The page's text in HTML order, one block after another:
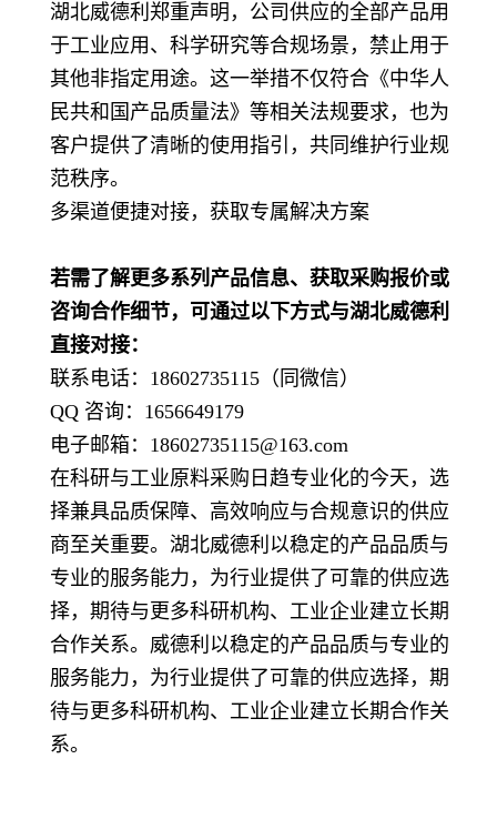
湖北威德利郑重声明，公司供应的全部产品用
于工业应用、科学研究等合规场景，禁止用于
其他非指定用途。这一举措不仅符合《中华人
民共和国产品质量法》等相关法规要求，也为
客户提供了清晰的使用指引，共同维护行业规
范秩序。
多渠道便捷对接，获取专属解决方案
若需了解更多系列产品信息、获取采购报价或
咨询合作细节，可通过以下方式与湖北威德利
直接对接：
联系电话：18602735115（同微信）
QQ 咨询：1656649179
电子邮箱：18602735115@163.com
在科研与工业原料采购日趋专业化的今天，选
择兼具品质保障、高效响应与合规意识的供应
商至关重要。湖北威德利以稳定的产品品质与
专业的服务能力，为行业提供了可靠的供应选
择，期待与更多科研机构、工业企业建立长期
合作关系。威德利以稳定的产品品质与专业的
服务能力，为行业提供了可靠的供应选择，期
待与更多科研机构、工业企业建立长期合作关
系。